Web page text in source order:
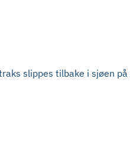
slippes tilbake i sjøen